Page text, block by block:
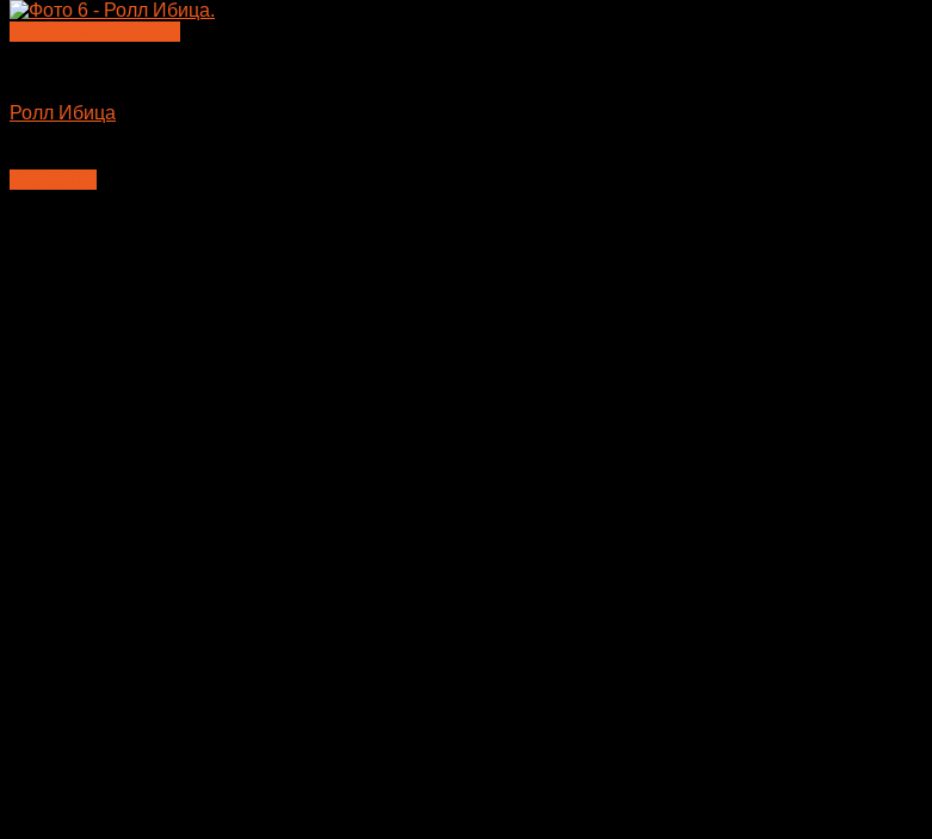
Ролл Ибица